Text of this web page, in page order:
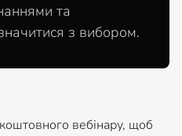
та
з вибором.
вебінару, щоб